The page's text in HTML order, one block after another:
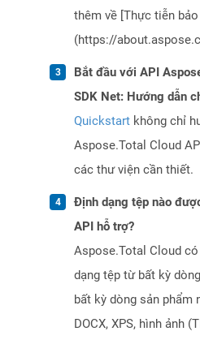
thêm về [Thực tiễn
(https://
Bắt đầu với API
SDK Net: Hướng dẫn
Quickstart không chỉ
Aspose.Total Cloud
các thư viện cần thiết.
Định dạng tệp nào
API hỗ trợ?
Aspose.Total Cloud
dạng tệp từ bất kỳ
bất kỳ dòng sản phẩm
DOCX, XPS, hình ảnh